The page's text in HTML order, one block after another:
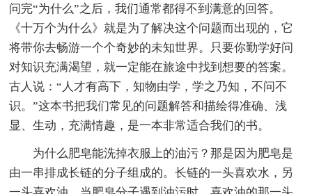
问完“为什么”之后，我们通常都得不到满意的回答。
《十万个为什么》就是为了解决这个问题而出现的，它
将带你去畅游一个个奇妙的未知世界。只要你勤学好问
对知识充满渴望，就一定能在旅途中找到想要的答案。
古人说：“人才有高下，知物由学，学之乃知，不问不
识。”这本书把我们常见的问题解答和描绘得准确、浅
显、生动，充满情趣，是一本非常适合我们的书。
为什么肥皂能洗掉衣服上的油污？那是因为肥皂是
由一串排成长链的分子组成的。长链的一头喜欢水，另